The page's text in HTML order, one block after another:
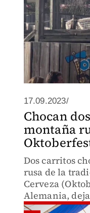
17.09.2023/
Chocan
montaña
Dos carritos
rusa de la
Cerveza
Alemania,
heridos leves.